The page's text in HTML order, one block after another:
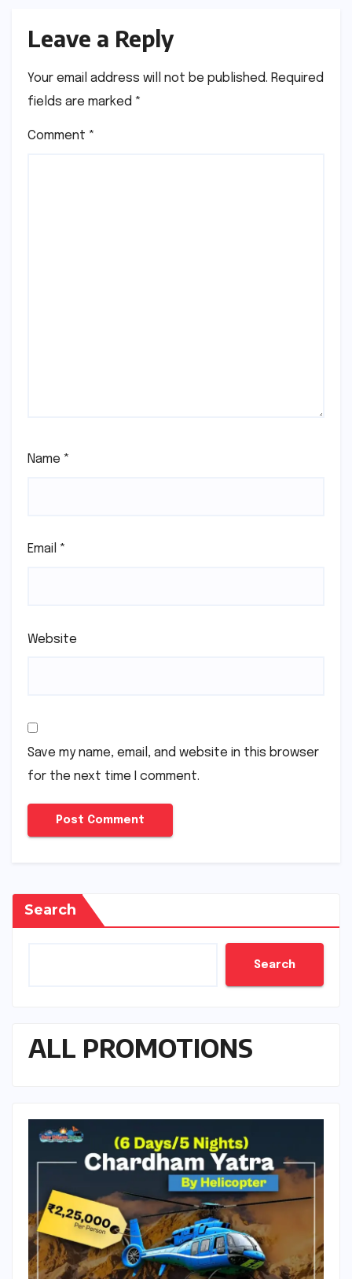
Leave a Reply
Your email address will not be published. Required
fields are marked *
Comment *
Name *
Email *
Website
Save my name, email, and website in this browser
for the next time I comment.
Search
Search
ALL PROMOTIONS